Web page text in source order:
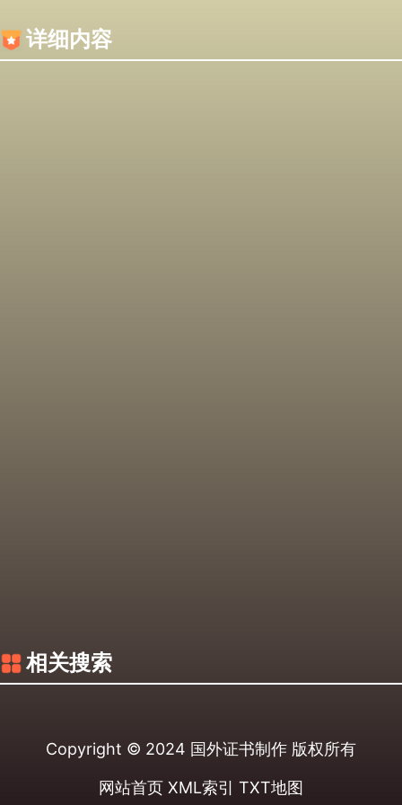
详细内容
相关搜索
Copyright © 2024 国外证书制作 版权所有
网站首页 XML索引 TXT地图